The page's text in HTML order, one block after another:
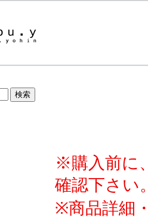
※購入前に
確認下さい
※商品詳細